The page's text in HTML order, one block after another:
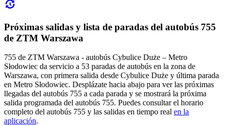
Próximas salidas y lista de paradas del autobús 755
de ZTM Warszawa
755 de ZTM Warszawa - autobús Cybulice Duże – Metro
Słodowiec da servicio a 53 paradas de autobús en la zona de
Warszawa, con primera salida desde Cybulice Duże y última parada
en Metro Słodowiec. Desplázate hacia abajo para ver las próximas
llegadas del autobús 755 a cada parada y se mostrará la próxima
salida programada del autobús 755. Puedes consultar el horario
completo del autobús 755 y las salidas en tiempo real en la
aplicación.